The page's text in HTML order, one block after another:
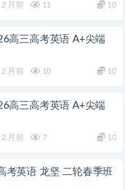
2 月前 11 10
高三高考英语 A+尖端
2 月前 10 10
高三高考英语 A+尖端
2 月前 7 10
考英语 龙坚 二轮春季班